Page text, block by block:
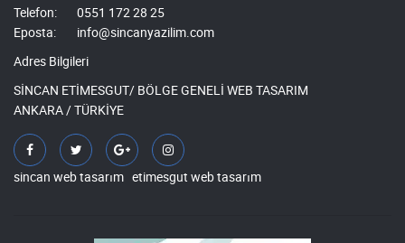
Telefon:
0551 172 28 25
Eposta:
info@sincanyazilim.com
Adres Bilgileri
SİNCAN ETİMESGUT/ BÖLGE GENELİ WEB TASARIM
ANKARA / TÜRKİYE
sincan web tasarım etimesgut web tasarım